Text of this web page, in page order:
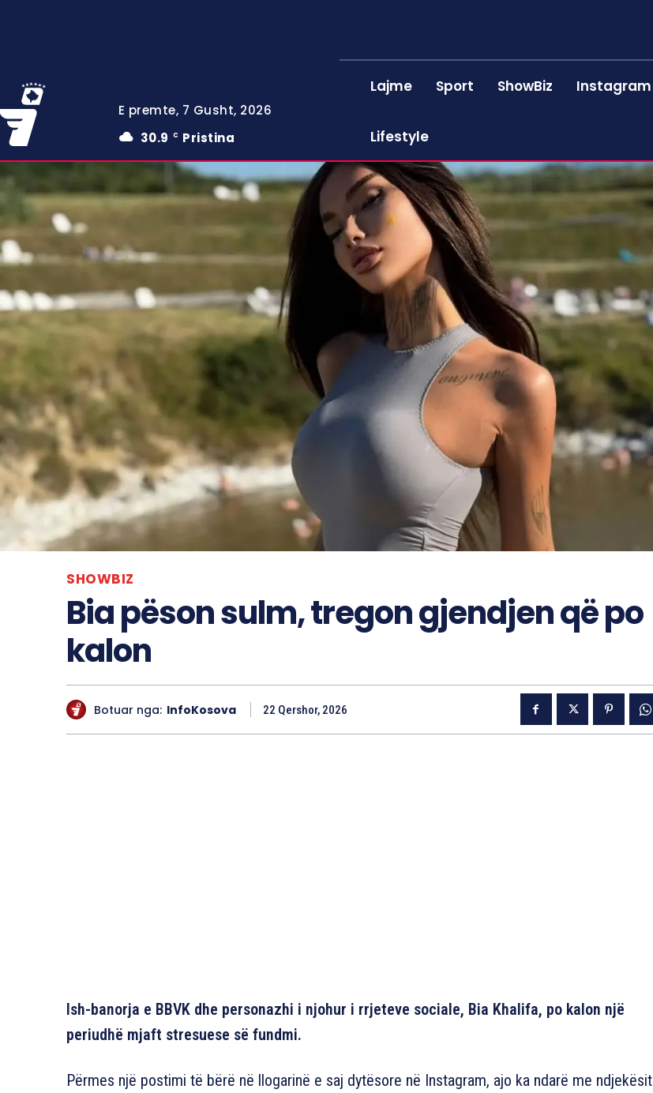
E premte, 7 Gusht, 2026
30.9
C Pristina
Lajme Sport ShowBiz Instagram
Lifestyle
SHOWBIZ
Bia pëson sulm, tregon gjendjen që po
kalon
Botuar nga: InfoKosova 22 Qershor, 2026
Ish-banorja e BBVK dhe personazhi i njohur i rrjeteve sociale, Bia Khalifa, po kalon një
periudhë mjaft stresuese së fundmi.
Përmes një postimi të bërë në llogarinë e saj dytësore në Instagram, ajo ka ndarë me ndjekësit